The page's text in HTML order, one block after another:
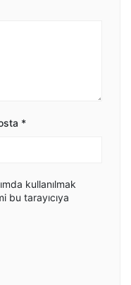
*
kullanılmak
bu tarayıcıya